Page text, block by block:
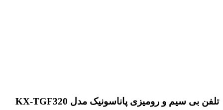
تلفن بی سیم و رومیزی پاناسونیک مدل KX-TGF320